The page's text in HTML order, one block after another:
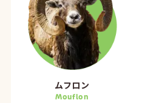
ムフロン
Mouflon